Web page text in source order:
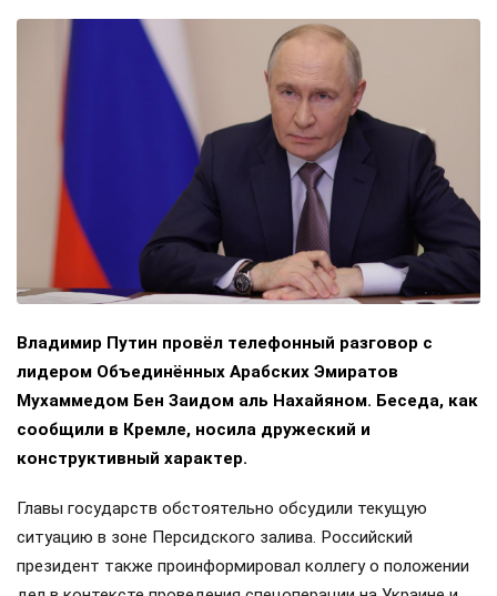
Владимир Путин провёл телефонный разговор с
лидером Объединённых Арабских Эмиратов
Мухаммедом Бен Заидом аль Нахайяном. Беседа, как
сообщили в Кремле, носила дружеский и
конструктивный характер.
Главы государств обстоятельно обсудили текущую
ситуацию в зоне Персидского залива. Российский
президент также проинформировал коллегу о положении